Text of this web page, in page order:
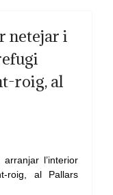
netejar i
roig, al